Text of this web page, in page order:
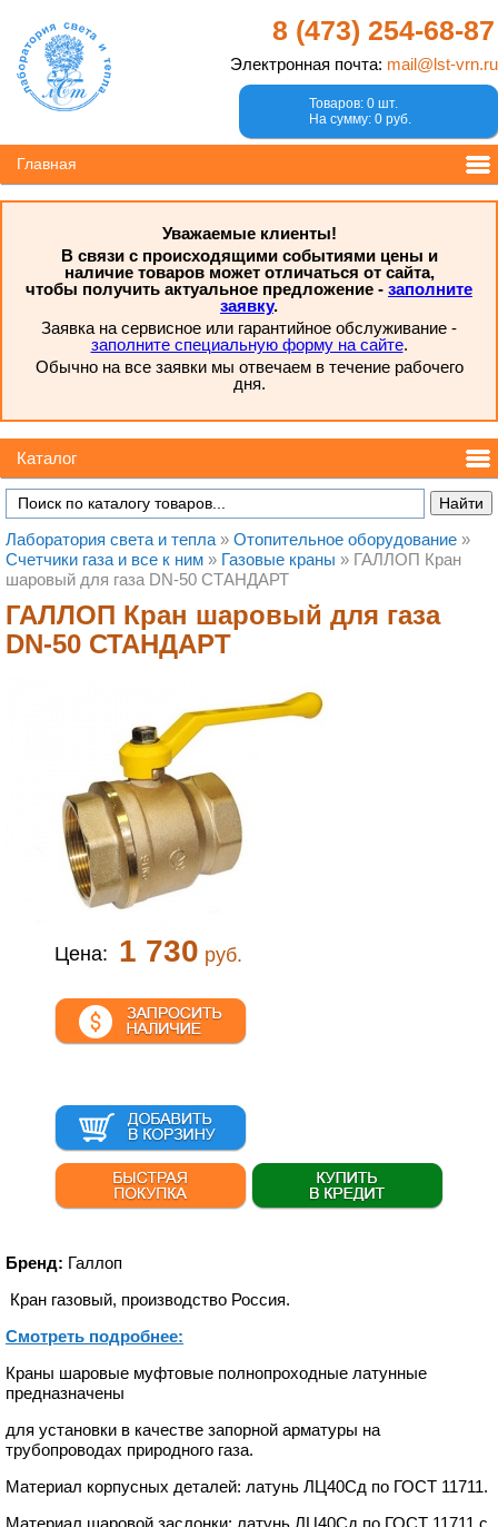
8 (473) 254-68-87
Электронная почта: mail@lst-vrn.ru
Товаров: 0 шт.
На сумму: 0 руб.
Главная
Уважаемые клиенты!
В связи с происходящими событиями цены и
наличие товаров может отличаться от сайта,
чтобы получить актуальное предложение - заполните
заявку.
Заявка на сервисное или гарантийное обслуживание -
заполните специальную форму на сайте.
Обычно на все заявки мы отвечаем в течение рабочего
дня.
Каталог
Лаборатория света и тепла » Отопительное оборудование »
Счетчики газа и все к ним » Газовые краны » ГАЛЛОП Кран
шаровый для газа DN-50 СТАНДАРТ
ГАЛЛОП Кран шаровый для газа
DN-50 СТАНДАРТ
Цена: 1 730 руб.
Бренд: Галлоп
Кран газовый, производство Россия.
Смотреть подробнее:
Краны шаровые муфтовые полнопроходные латунные
предназначены
для установки в качестве запорной арматуры на
трубопроводах природного газа.
Материал корпусных деталей: латунь ЛЦ40Сд по ГОСТ 11711.
Материал шаровой заслонки: латунь ЛЦ40Сд по ГОСТ 11711 с